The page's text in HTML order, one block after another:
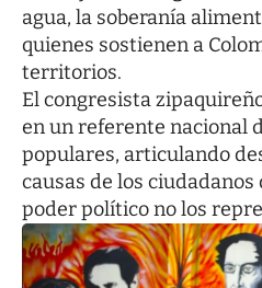
agua, la soberanía
quienes sostienen a
territorios.
El congresista
en un referente nacional
populares, articulando
causas de los
poder político no los